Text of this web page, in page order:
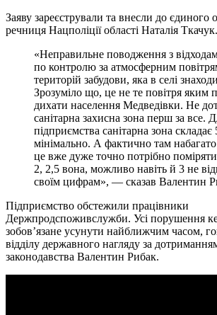
Заяву зареєстрували та внесли до єдиного
речниця Нацполіції області Наталія Ткачук.
«Неправильне поводження з
по контролю за атмосферним
територій забудови, яка в селі
Зрозуміло що, це не те повітря яким
дихати населення Медведівки. Не
санітарна захисна зона перш за все.
підприємства санітарна зона складає
мінімально. А фактично там
це вже дуже точно потрібно
2, 2,5 вона, можливо навіть й 3 не
своїм цифрам», — сказав Валентин
Підприємство обстежили працівники
Держпродспоживслужби. Усі порушення
зобов’язане усунути найближчим часом,
відділу державного нагляду за
законодавства Валентин Рибак.